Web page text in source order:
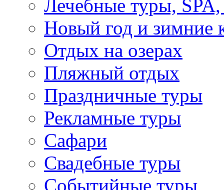
Лечебные туры, SPA,
Новый год и зимние
Отдых на озерах
Пляжный отдых
Праздничные туры
Рекламные туры
Сафари
Свадебные туры
Событийные туры